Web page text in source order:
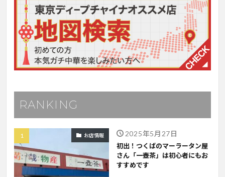
RANKING
お店情報 2025年5月27日
初出！つくばのマーラータン屋
さん「一壺茶」は初心者にもお
すすめです